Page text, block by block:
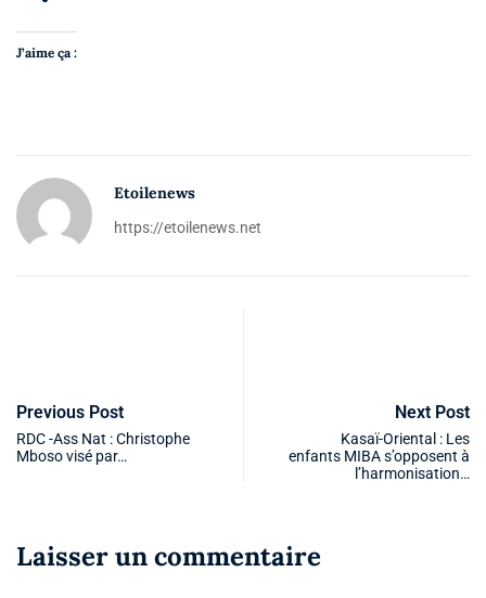
J’aime ça :
Etoilenews
https://etoilenews.net
Previous Post
RDC -Ass Nat : Christophe
Mboso visé par…
Next Post
Kasaï-Oriental : Les
enfants MIBA s’opposent à
l’harmonisation…
Laisser un commentaire